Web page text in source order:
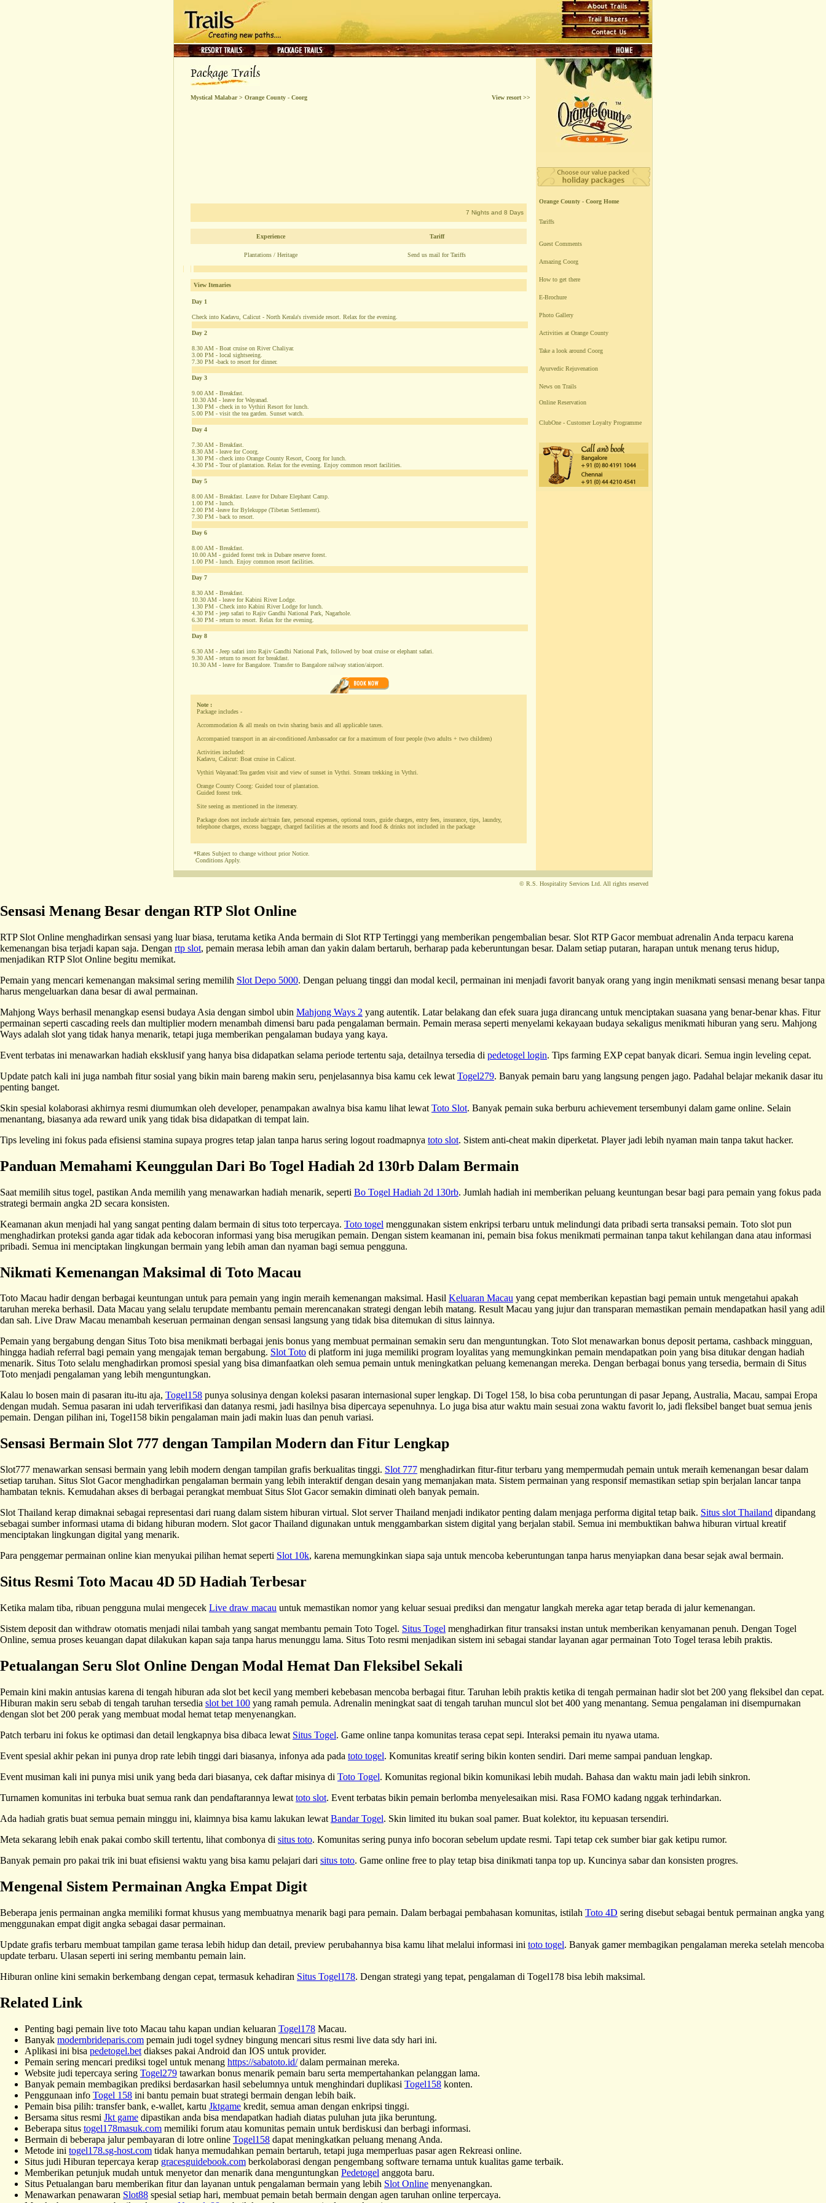
Mystical Malabar > Orange County - Coorg View resort >>
7 Nights and 8 Days
Experience Tariff
Plantations / Heritage Send us mail for Tariffs
View Itenaries
Day 1
Check into Kadavu, Calicut - North Kerala's riverside resort. Relax for the evening.
Day 2
8.30 AM - Boat cruise on River Chaliyar.
3.00 PM - local sightseeing.
7.30 PM -back to resort for dinner.
Day 3
9.00 AM - Breakfast.
10.30 AM - leave for Wayanad.
1.30 PM - check in to Vythiri Resort for lunch.
5.00 PM - visit the tea garden. Sunset watch.
Day 4
7.30 AM - Breakfast.
8.30 AM - leave for Coorg.
1.30 PM - check into Orange County Resort, Coorg for lunch.
4.30 PM - Tour of plantation. Relax for the evening. Enjoy common resort facilities.
Day 5
8.00 AM - Breakfast. Leave for Dubare Elephant Camp.
1.00 PM - lunch.
2.00 PM -leave for Bylekuppe (Tibetan Settlement).
7.30 PM - back to resort.
Day 6
8.00 AM - Breakfast.
10.00 AM - guided forest trek in Dubare reserve forest.
1.00 PM - lunch. Enjoy common resort facilities.
Day 7
8.30 AM - Breakfast.
10.30 AM - leave for Kabini River Lodge.
1.30 PM - Check into Kabini River Lodge for lunch.
4.30 PM - jeep safari to Rajiv Gandhi National Park, Nagarhole.
6.30 PM - return to resort. Relax for the evening.
Day 8
6.30 AM - Jeep safari into Rajiv Gandhi National Park, followed by boat cruise or elephant safari.
9.30 AM - return to resort for breakfast.
10.30 AM - leave for Bangalore. Transfer to Bangalore railway station/airport.
Note :
Package includes -
Accommodation & all meals on twin sharing basis and all applicable taxes.
Accompanied transport in an air-conditioned Ambassador car for a maximum of four people (two adults + two children)
Activities included:
Kadavu, Calicut: Boat cruise in Calicut.
Vythiri Wayanad:Tea garden visit and view of sunset in Vythri. Stream trekking in Vythri.
Orange County Coorg: Guided tour of plantation.
Guided forest trek.
Site seeing as mentioned in the itenerary.
Package does not include air/train fare, personal expenses, optional tours, guide charges, entry fees, insurance, tips, laundry,
telephone charges, excess baggage, charged facilities at the resorts and food & drinks not included in the package
*Rates Subject to change without prior Notice.
Conditions Apply.
Orange County - Coorg Home
Tariffs
Guest Comments
Amazing Coorg
How to get there
E-Brochure
Photo Gallery
Activities at Orange County
Take a look around Coorg
Ayurvedic Rejuvenation
News on Trails
Online Reservation
ClubOne - Customer Loyalty Programme
© R.S. Hospitality Services Ltd. All rights reserved
Sensasi Menang Besar dengan RTP Slot Online
RTP Slot Online menghadirkan sensasi yang luar biasa, terutama ketika Anda bermain di Slot RTP Tertinggi yang memberikan pengembalian besar. Slot RTP Gacor membuat adrenalin Anda terpacu karena
kemenangan bisa terjadi kapan saja. Dengan rtp slot, pemain merasa lebih aman dan yakin dalam bertaruh, berharap pada keberuntungan besar. Dalam setiap putaran, harapan untuk menang terus hidup,
menjadikan RTP Slot Online begitu memikat.
Pemain yang mencari kemenangan maksimal sering memilih Slot Depo 5000. Dengan peluang tinggi dan modal kecil, permainan ini menjadi favorit banyak orang yang ingin menikmati sensasi menang besar tanpa
harus mengeluarkan dana besar di awal permainan.
Mahjong Ways berhasil menangkap esensi budaya Asia dengan simbol ubin Mahjong Ways 2 yang autentik. Latar belakang dan efek suara juga dirancang untuk menciptakan suasana yang benar-benar khas. Fitur
permainan seperti cascading reels dan multiplier modern menambah dimensi baru pada pengalaman bermain. Pemain merasa seperti menyelami kekayaan budaya sekaligus menikmati hiburan yang seru. Mahjong
Ways adalah slot yang tidak hanya menarik, tetapi juga memberikan pengalaman budaya yang kaya.
Event terbatas ini menawarkan hadiah eksklusif yang hanya bisa didapatkan selama periode tertentu saja, detailnya tersedia di pedetogel login. Tips farming EXP cepat banyak dicari. Semua ingin leveling cepat.
Update patch kali ini juga nambah fitur sosial yang bikin main bareng makin seru, penjelasannya bisa kamu cek lewat Togel279. Banyak pemain baru yang langsung pengen jago. Padahal belajar mekanik dasar itu
penting banget.
Skin spesial kolaborasi akhirnya resmi diumumkan oleh developer, penampakan awalnya bisa kamu lihat lewat Toto Slot. Banyak pemain suka berburu achievement tersembunyi dalam game online. Selain
menantang, biasanya ada reward unik yang tidak bisa didapatkan di tempat lain.
Tips leveling ini fokus pada efisiensi stamina supaya progres tetap jalan tanpa harus sering logout roadmapnya toto slot. Sistem anti-cheat makin diperketat. Player jadi lebih nyaman main tanpa takut hacker.
Panduan Memahami Keunggulan Dari Bo Togel Hadiah 2d 130rb Dalam Bermain
Saat memilih situs togel, pastikan Anda memilih yang menawarkan hadiah menarik, seperti Bo Togel Hadiah 2d 130rb. Jumlah hadiah ini memberikan peluang keuntungan besar bagi para pemain yang fokus pada
strategi bermain angka 2D secara konsisten.
Keamanan akun menjadi hal yang sangat penting dalam bermain di situs toto terpercaya. Toto togel menggunakan sistem enkripsi terbaru untuk melindungi data pribadi serta transaksi pemain. Toto slot pun
menghadirkan proteksi ganda agar tidak ada kebocoran informasi yang bisa merugikan pemain. Dengan sistem keamanan ini, pemain bisa fokus menikmati permainan tanpa takut kehilangan dana atau informasi
pribadi. Semua ini menciptakan lingkungan bermain yang lebih aman dan nyaman bagi semua pengguna.
Nikmati Kemenangan Maksimal di Toto Macau
Toto Macau hadir dengan berbagai keuntungan untuk para pemain yang ingin meraih kemenangan maksimal. Hasil Keluaran Macau yang cepat memberikan kepastian bagi pemain untuk mengetahui apakah
taruhan mereka berhasil. Data Macau yang selalu terupdate membantu pemain merencanakan strategi dengan lebih matang. Result Macau yang jujur dan transparan memastikan pemain mendapatkan hasil yang adil
dan sah. Live Draw Macau menambah keseruan permainan dengan sensasi langsung yang tidak bisa ditemukan di situs lainnya.
Pemain yang bergabung dengan Situs Toto bisa menikmati berbagai jenis bonus yang membuat permainan semakin seru dan menguntungkan. Toto Slot menawarkan bonus deposit pertama, cashback mingguan,
hingga hadiah referral bagi pemain yang mengajak teman bergabung. Slot Toto di platform ini juga memiliki program loyalitas yang memungkinkan pemain mendapatkan poin yang bisa ditukar dengan hadiah
menarik. Situs Toto selalu menghadirkan promosi spesial yang bisa dimanfaatkan oleh semua pemain untuk meningkatkan peluang kemenangan mereka. Dengan berbagai bonus yang tersedia, bermain di Situs
Toto menjadi pengalaman yang lebih menguntungkan.
Kalau lo bosen main di pasaran itu-itu aja, Togel158 punya solusinya dengan koleksi pasaran internasional super lengkap. Di Togel 158, lo bisa coba peruntungan di pasar Jepang, Australia, Macau, sampai Eropa
dengan mudah. Semua pasaran ini udah terverifikasi dan datanya resmi, jadi hasilnya bisa dipercaya sepenuhnya. Lo juga bisa atur waktu main sesuai zona waktu favorit lo, jadi fleksibel banget buat semua jenis
pemain. Dengan pilihan ini, Togel158 bikin pengalaman main jadi makin luas dan penuh variasi.
Sensasi Bermain Slot 777 dengan Tampilan Modern dan Fitur Lengkap
Slot777 menawarkan sensasi bermain yang lebih modern dengan tampilan grafis berkualitas tinggi. Slot 777 menghadirkan fitur-fitur terbaru yang mempermudah pemain untuk meraih kemenangan besar dalam
setiap taruhan. Situs Slot Gacor menghadirkan pengalaman bermain yang lebih interaktif dengan desain yang memanjakan mata. Sistem permainan yang responsif memastikan setiap spin berjalan lancar tanpa
hambatan teknis. Kemudahan akses di berbagai perangkat membuat Situs Slot Gacor semakin diminati oleh banyak pemain.
Slot Thailand kerap dimaknai sebagai representasi dari ruang dalam sistem hiburan virtual. Slot server Thailand menjadi indikator penting dalam menjaga performa digital tetap baik. Situs slot Thailand dipandang
sebagai sumber informasi utama di bidang hiburan modern. Slot gacor Thailand digunakan untuk menggambarkan sistem digital yang berjalan stabil. Semua ini membuktikan bahwa hiburan virtual kreatif
menciptakan lingkungan digital yang menarik.
Para penggemar permainan online kian menyukai pilihan hemat seperti Slot 10k, karena memungkinkan siapa saja untuk mencoba keberuntungan tanpa harus menyiapkan dana besar sejak awal bermain.
Situs Resmi Toto Macau 4D 5D Hadiah Terbesar
Ketika malam tiba, ribuan pengguna mulai mengecek Live draw macau untuk memastikan nomor yang keluar sesuai prediksi dan mengatur langkah mereka agar tetap berada di jalur kemenangan.
Sistem deposit dan withdraw otomatis menjadi nilai tambah yang sangat membantu pemain Toto Togel. Situs Togel menghadirkan fitur transaksi instan untuk memberikan kenyamanan penuh. Dengan Togel
Online, semua proses keuangan dapat dilakukan kapan saja tanpa harus menunggu lama. Situs Toto resmi menjadikan sistem ini sebagai standar layanan agar permainan Toto Togel terasa lebih praktis.
Petualangan Seru Slot Online Dengan Modal Hemat Dan Fleksibel Sekali
Pemain kini makin antusias karena di tengah hiburan ada slot bet kecil yang memberi kebebasan mencoba berbagai fitur. Taruhan lebih praktis ketika di tengah permainan hadir slot bet 200 yang fleksibel dan cepat.
Hiburan makin seru sebab di tengah taruhan tersedia slot bet 100 yang ramah pemula. Adrenalin meningkat saat di tengah taruhan muncul slot bet 400 yang menantang. Semua pengalaman ini disempurnakan
dengan slot bet 200 perak yang membuat modal hemat tetap menyenangkan.
Patch terbaru ini fokus ke optimasi dan detail lengkapnya bisa dibaca lewat Situs Togel. Game online tanpa komunitas terasa cepat sepi. Interaksi pemain itu nyawa utama.
Event spesial akhir pekan ini punya drop rate lebih tinggi dari biasanya, infonya ada pada toto togel. Komunitas kreatif sering bikin konten sendiri. Dari meme sampai panduan lengkap.
Event musiman kali ini punya misi unik yang beda dari biasanya, cek daftar misinya di Toto Togel. Komunitas regional bikin komunikasi lebih mudah. Bahasa dan waktu main jadi lebih sinkron.
Turnamen komunitas ini terbuka buat semua rank dan pendaftarannya lewat toto slot. Event terbatas bikin pemain berlomba menyelesaikan misi. Rasa FOMO kadang nggak terhindarkan.
Ada hadiah gratis buat semua pemain minggu ini, klaimnya bisa kamu lakukan lewat Bandar Togel. Skin limited itu bukan soal pamer. Buat kolektor, itu kepuasan tersendiri.
Meta sekarang lebih enak pakai combo skill tertentu, lihat combonya di situs toto. Komunitas sering punya info bocoran sebelum update resmi. Tapi tetap cek sumber biar gak ketipu rumor.
Banyak pemain pro pakai trik ini buat efisiensi waktu yang bisa kamu pelajari dari situs toto. Game online free to play tetap bisa dinikmati tanpa top up. Kuncinya sabar dan konsisten progres.
Mengenal Sistem Permainan Angka Empat Digit
Beberapa jenis permainan angka memiliki format khusus yang membuatnya menarik bagi para pemain. Dalam berbagai pembahasan komunitas, istilah Toto 4D sering disebut sebagai bentuk permainan angka yang
menggunakan empat digit angka sebagai dasar permainan.
Update grafis terbaru membuat tampilan game terasa lebih hidup dan detail, preview perubahannya bisa kamu lihat melalui informasi ini toto togel. Banyak gamer membagikan pengalaman mereka setelah mencoba
update terbaru. Ulasan seperti ini sering membantu pemain lain.
Hiburan online kini semakin berkembang dengan cepat, termasuk kehadiran Situs Togel178. Dengan strategi yang tepat, pengalaman di Togel178 bisa lebih maksimal.
Related Link
Penting bagi pemain live toto Macau tahu kapan undian keluaran Togel178 Macau.
Banyak modernbrideparis.com pemain judi togel sydney bingung mencari situs resmi live data sdy hari ini.
Aplikasi ini bisa pedetogel.bet diakses pakai Android dan IOS untuk provider.
Pemain sering mencari prediksi togel untuk menang https://sabatoto.id/dalam permainan mereka.
Website judi tepercaya sering Togel279 tawarkan bonus menarik pemain baru serta mempertahankan pelanggan lama.
Banyak pemain membagikan prediksi berdasarkan hasil sebelumnya untuk menghindari duplikasi Togel158 konten.
Penggunaan info Togel 158 ini bantu pemain buat strategi bermain dengan lebih baik.
Pemain bisa pilih: transfer bank, e-wallet, kartu Jktgame kredit, semua aman dengan enkripsi tinggi.
Bersama situs resmi Jkt game dipastikan anda bisa mendapatkan hadiah diatas puluhan juta jika beruntung.
Beberapa situs togel178masuk.com memiliki forum atau komunitas pemain untuk berdiskusi dan berbagi informasi.
Bermain di beberapa jalur pembayaran di lotre online Togel158 dapat meningkatkan peluang menang Anda.
Metode ini togel178.sg-host.com tidak hanya memudahkan pemain bertaruh, tetapi juga memperluas pasar agen Rekreasi online.
Situs judi Hiburan tepercaya kerap gracesguidebook.com berkolaborasi dengan pengembang software ternama untuk kualitas game terbaik.
Memberikan petunjuk mudah untuk menyetor dan menarik dana menguntungkan Pedetogel anggota baru.
Situs Petualangan baru memberikan fitur dan layanan untuk pengalaman bermain yang lebih Slot Online menyenangkan.
Menawarkan penawaran Slot88 spesial setiap hari, membuat pemain betah bermain dengan agen taruhan online terpercaya.